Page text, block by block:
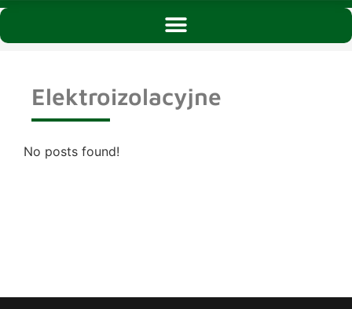
Elektroizolacyjne
No posts found!